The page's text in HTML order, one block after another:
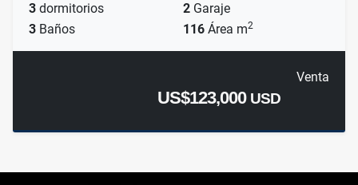
3 dormitorios 2 Garaje
3 Baños 116 Área m2
Venta
US$123,000 USD